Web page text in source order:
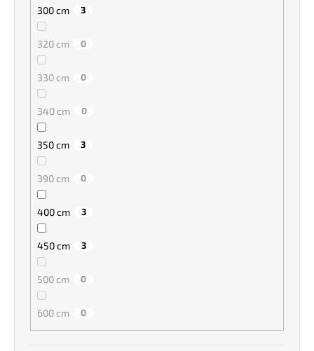
300 cm 3
320 cm 0
330 cm 0
340 cm 0
350 cm 3
390 cm 0
400 cm 3
450 cm 3
500 cm 0
600 cm 0